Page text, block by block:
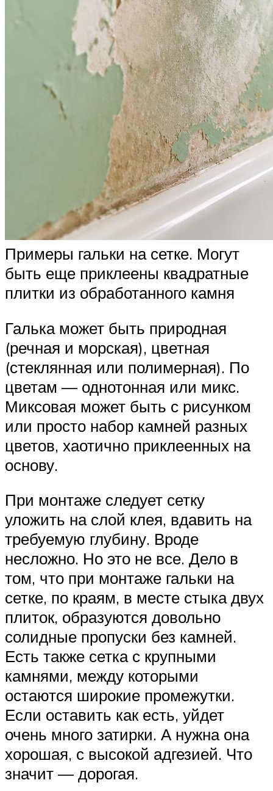
Примеры гальки на сетке. Могут
быть еще приклеены квадратные
плитки из обработанного камня
Галька может быть природная
(речная и морская), цветная
(стеклянная или полимерная). По
цветам — однотонная или микс.
Миксовая может быть с рисунком
или просто набор камней разных
цветов, хаотично приклеенных на
основу.
При монтаже следует сетку
уложить на слой клея, вдавить на
требуемую глубину. Вроде
несложно. Но это не все. Дело в
том, что при монтаже гальки на
сетке, по краям, в месте стыка двух
плиток, образуются довольно
солидные пропуски без камней.
Есть также сетка с крупными
камнями, между которыми
остаются широкие промежутки.
Если оставить как есть, уйдет
очень много затирки. А нужна она
хорошая, с высокой адгезией. Что
значит — дорогая.